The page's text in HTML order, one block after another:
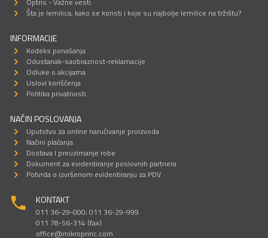
Šta je lemilica, kako se koristi i koje su najbolje lemilice na tržištu?
INFORMACIJE
Kodeks ponašanja
Odustanak-saobraznost-reklamacije
Odluke o akcijama
Uslovi korišćenja
Politika privatnosti
NAČIN POSLOVANJA
Uputstvo za online naručivanje proizvoda
Načini plaćanja
Dostava I preuzimanje robe
Dokument za evidentiranje poslovnih partnera
Potvrda o izvršenom evidentiranju za PDV
KONTAKT
011 36-29-000; 011 36-29-999
011 78-56-314 (fax)
office@mikroprinc.com